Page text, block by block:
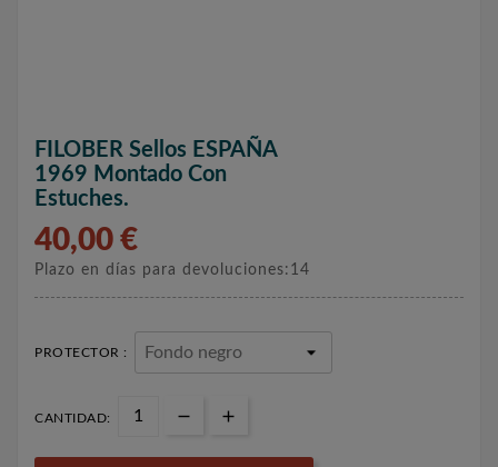
FILOBER Sellos ESPAÑA
1969 Montado Con
Estuches.
40,00 €
Plazo en días para devoluciones:14
PROTECTOR :
CANTIDAD: